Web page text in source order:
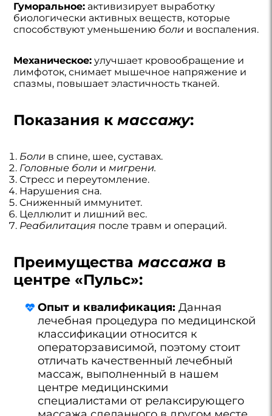
Гуморальное: активизирует выработку
биологически активных веществ, которые
способствуют уменьшению боли и воспаления.
Механическое: улучшает кровообращение и
лимфоток, снимает мышечное напряжение и
спазмы, повышает эластичность тканей.
Показания к массажу:
Боли в спине, шее, суставах.
Головные боли и мигрени.
Стресс и переутомление.
Нарушения сна.
Сниженный иммунитет.
Целлюлит и лишний вес.
Реабилитация после травм и операций.
Преимущества массажа в
центре «Пульс»:
Опыт и квалификация: Данная
лечебная процедура по медицинской
классификации относится к
операторзависимой, поэтому стоит
отличать качественный лечебный
массаж, выполненный в нашем
центре медицинскими
специалистами от релаксирующего